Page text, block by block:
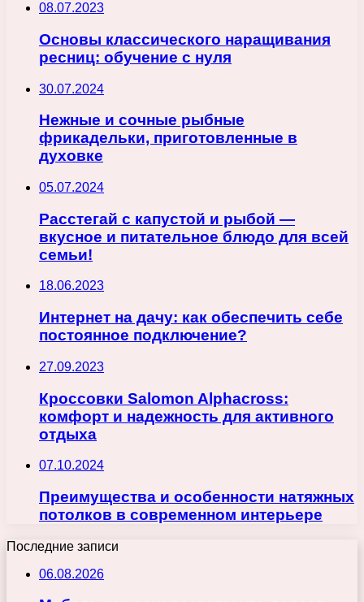
08.07.2023
Основы классического наращивания
ресниц: обучение с нуля
30.07.2024
Нежные и сочные рыбные
фрикадельки, приготовленные в
духовке
05.07.2024
Расстегай с капустой и рыбой —
вкусное и питательное блюдо для всей
семьи!
18.06.2023
Интернет на дачу: как обеспечить себе
постоянное подключение?
27.09.2023
Кроссовки Salomon Alphacross:
комфорт и надежность для активного
отдыха
07.10.2024
Преимущества и особенности натяжных
потолков в современном интерьере
Последние записи
06.08.2026